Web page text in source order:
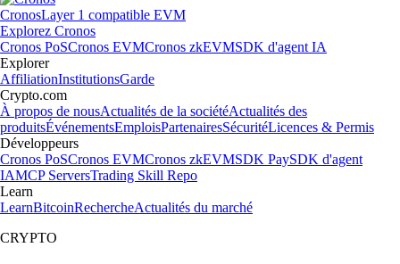
CronosLayer 1 compatible EVM
Explorez Cronos
Cronos PoSCronos EVMCronos zkEVMSDK d'agent IA
Explorer
AffiliationInstitutionsGarde
Crypto.com
À propos de nousActualités de la sociétéActualités des
produitsÉvénementsEmploisPartenairesSécuritéLicences & Permis
Développeurs
Cronos PoSCronos EVMCronos zkEVMSDK PaySDK d'agent
IAMCP ServersTrading Skill Repo
Learn
LearnBitcoinRechercheActualités du marché
CRYPTO